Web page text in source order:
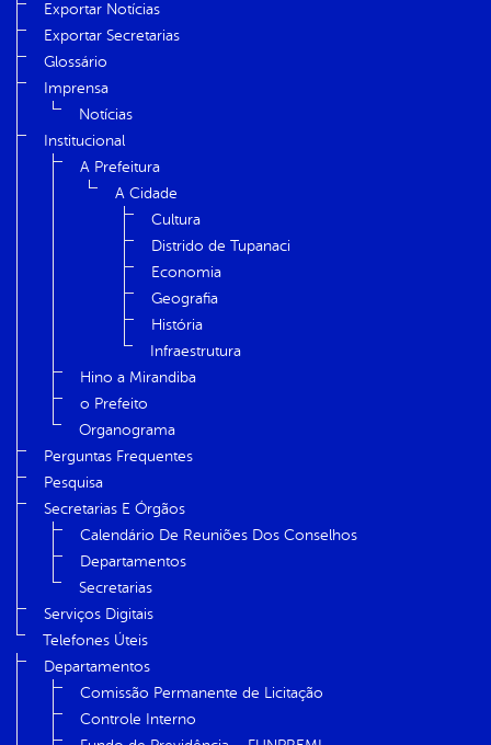
Exportar Notícias
Exportar Secretarias
Glossário
Imprensa
Notícias
Institucional
A Prefeitura
A Cidade
Cultura
Distrido de Tupanaci
Economia
Geografia
História
Infraestrutura
Hino a Mirandiba
o Prefeito
Organograma
Perguntas Frequentes
Pesquisa
Secretarias E Órgãos
Calendário De Reuniões Dos Conselhos
Departamentos
Secretarias
Serviços Digitais
Telefones Úteis
Departamentos
Comissão Permanente de Licitação
Controle Interno